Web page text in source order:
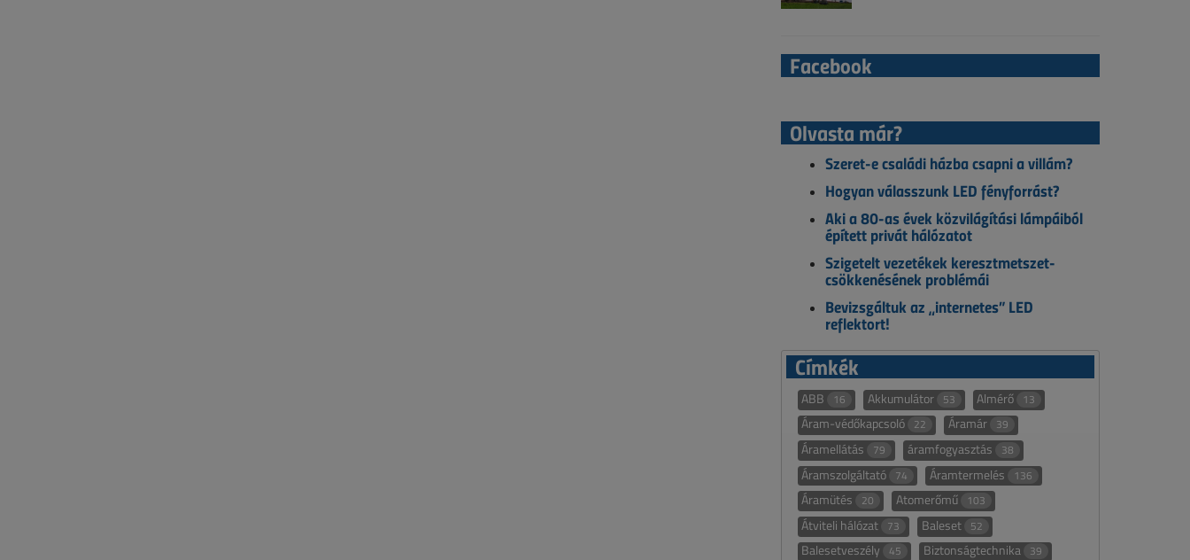
Facebook
Olvasta már?
Szeret-e családi házba csapni a villám?
Hogyan válasszunk LED fényforrást?
Aki a 80-as évek közvilágítási lámpáiból
épített privát hálózatot
Szigetelt vezetékek keresztmetszet-
csökkenésének problémái
Bevizsgáltuk az „internetes” LED
reflektort!
Címkék
ABB 16 Akkumulátor 53 Almérő 13
Áram-védőkapcsoló 22 Áramár 39
Áramellátás 79 áramfogyasztás 38
Áramszolgáltató 74 Áramtermelés 136
Áramütés 20 Atomerőmű 103
Átviteli hálózat 73 Baleset 52
Balesetveszély 45 Biztonságtechnika 39